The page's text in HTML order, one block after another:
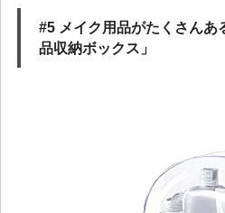
#5 メイク用品がたくさんあ
品収納ボックス」